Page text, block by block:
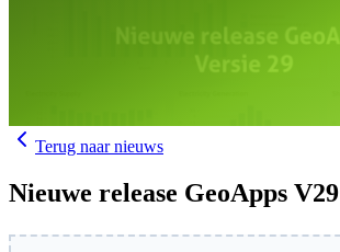
GeoApps CMS
Terug naar nieuws
Nieuwe release GeoApps V29